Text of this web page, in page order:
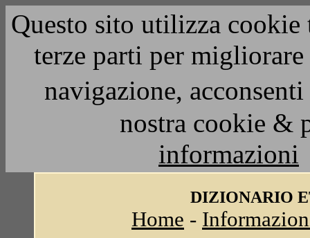
Questo sito utilizza
terze parti per
navigazione,
nostra cookie &
informazioni
DIZIONARIO
Home -